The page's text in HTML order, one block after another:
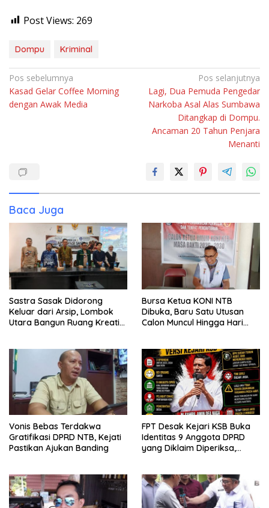
Post Views: 269
Dompu Kriminal
Navigasi
pos
Pos sebelumnya
Kasad Gelar Coffee Morning
dengan Awak Media
Pos selanjutnya
Lagi, Dua Pemuda Pengedar
Narkoba Asal Alas Sumbawa
Ditangkap di Dompu.
Ancaman 20 Tahun Penjara
Menanti
Baca Juga
Sastra Sasak Didorong
Keluar dari Arsip, Lombok
Utara Bangun Ruang Kreatif
Bursa Ketua KONI NTB
Dibuka, Baru Satu Utusan
Calon Muncul Hingga Hari
Vonis Bebas Terdakwa
Gratifikasi DPRD NTB, Kejati
Pastikan Ajukan Banding
FPT Desak Kejari KSB Buka
Identitas 9 Anggota DPRD
yang Diklaim Diperiksa,